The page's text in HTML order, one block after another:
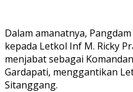
Dalam amanatnya,
kepada Letkol Inf M. Ricky
menjabat sebagai
Gardapati, menggantikan
Sitanggang.